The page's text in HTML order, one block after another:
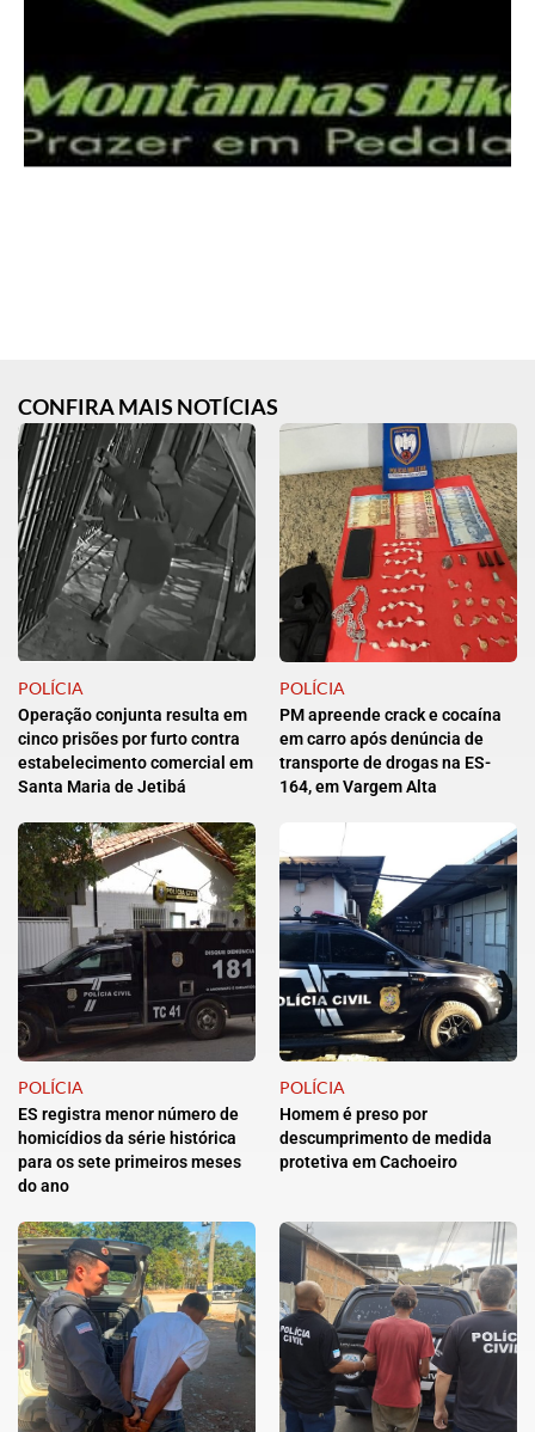
CONFIRA MAIS NOTÍCIAS
POLÍCIA
Operação conjunta resulta em
cinco prisões por furto contra
estabelecimento comercial em
Santa Maria de Jetibá
POLÍCIA
PM apreende crack e cocaína
em carro após denúncia de
transporte de drogas na ES-
164, em Vargem Alta
POLÍCIA
ES registra menor número de
homicídios da série histórica
para os sete primeiros meses
do ano
POLÍCIA
Homem é preso por
descumprimento de medida
protetiva em Cachoeiro